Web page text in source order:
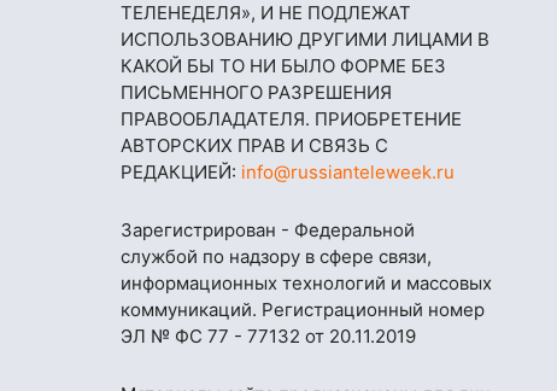
ТЕЛЕНЕДЕЛЯ», И НЕ ПОДЛЕЖАТ
ИСПОЛЬЗОВАНИЮ ДРУГИМИ ЛИЦАМИ В
КАКОЙ БЫ ТО НИ БЫЛО ФОРМЕ БЕЗ
ПИСЬМЕННОГО РАЗРЕШЕНИЯ
ПРАВООБЛАДАТЕЛЯ. ПРИОБРЕТЕНИЕ
АВТОРСКИХ ПРАВ И СВЯЗЬ С
РЕДАКЦИЕЙ: info@russianteleweek.ru
Зарегистрирован - Федеральной
службой по надзору в сфере связи,
информационных технологий и массовых
коммуникаций. Регистрационный номер
ЭЛ № ФС 77 - 77132 от 20.11.2019